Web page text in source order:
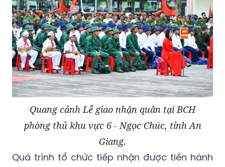
Quang cảnh Lễ giao nhận quân tại BCH
phòng thủ khu vực 6 - Ngọc Chúc, tỉnh An
Giang.
Quá trình tổ chức tiếp nhận được tiến hành